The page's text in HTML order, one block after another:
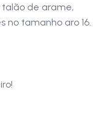
de arame,
no tamanho aro 16.